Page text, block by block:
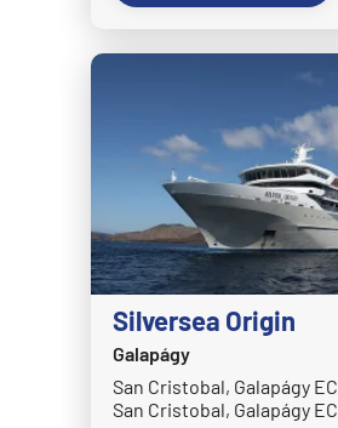
HX MS Roald Amundsen
HX MS Santa Cruz II
MS Kong Harald
MS Midnatsol
MS Nordkapp
MS Nordlys
MS Nordnorge
MS Nordstjernen
MS Otto Sverdrup
Silversea Origin
Galapágy
San Cristobal, Galapágy EC
San Cristobal, Galapágy EC